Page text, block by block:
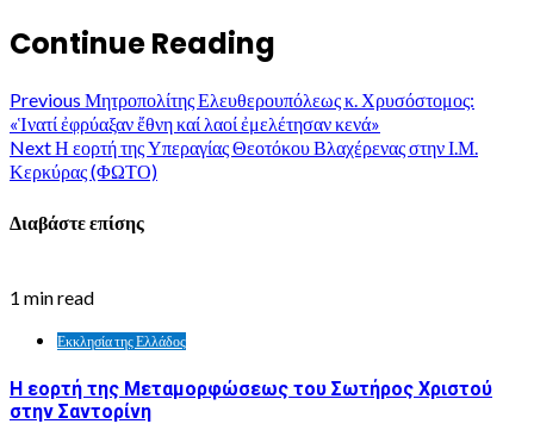
Continue Reading
Previous Μητροπολίτης Ελευθερουπόλεως κ. Χρυσόστομος:
«Ἱνατί ἐφρύαξαν ἔθνη καί λαοί ἐμελέτησαν κενά»
NextΗ εορτή της Υπεραγίας Θεοτόκου Βλαχέρενας στην Ι.Μ.
Κερκύρας (ΦΩΤΟ)
Διαβάστε επίσης
1 min read
Εκκλησία της Ελλάδος
Η εορτή της Μεταμορφώσεως του Σωτήρος Χριστού
στην Σαντορίνη